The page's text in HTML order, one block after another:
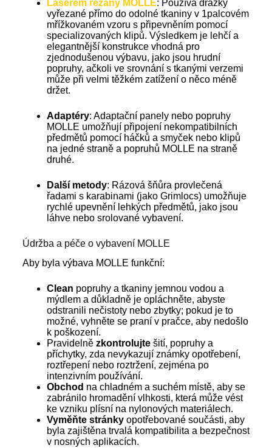
Laserem řezaný MOLLE: Používá drážky
vyřezané přímo do odolné tkaniny v 1palcovém
mřížkovaném vzoru s připevněním pomocí
specializovaných klipů. Výsledkem je lehčí a
elegantnější konstrukce vhodná pro
zjednodušenou výbavu, jako jsou hrudní
popruhy, ačkoli ve srovnání s tkanými verzemi
může při velmi těžkém zatížení o něco méně
držet.
Adaptéry: Adaptační panely nebo popruhy
MOLLE umožňují připojení nekompatibilních
předmětů pomocí háčků a smyček nebo klipů
na jedné straně a popruhů MOLLE na straně
druhé.
Další metody: Rázová šňůra provlečená
řadami s karabinami (jako Grimlocs) umožňuje
rychlé upevnění lehkých předmětů, jako jsou
láhve nebo srolované vybavení.
Údržba a péče o vybavení MOLLE
Aby byla výbava MOLLE funkční:
Clean popruhy a tkaniny jemnou vodou a
mýdlem a důkladně je opláchněte, abyste
odstranili nečistoty nebo zbytky; pokud je to
možné, vyhněte se praní v pračce, aby nedošlo
k poškození.
Pravidelně zkontrolujte šití, popruhy a
příchytky, zda nevykazují známky opotřebení,
roztřepení nebo roztržení, zejména po
intenzivním používání.
Obchod na chladném a suchém místě, aby se
zabránilo hromadění vlhkosti, která může vést
ke vzniku plísní na nylonových materiálech.
Vyměňte stránkyopotřebované součásti, aby
byla zajištěna trvalá kompatibilita a bezpečnost
v nosných aplikacích.